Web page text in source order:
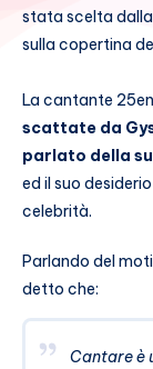
stata scelta
sulla copertina
La cantante
scattate da
parlato della
ed il suo
celebrità.
Parlando del
detto che:
Cantare è